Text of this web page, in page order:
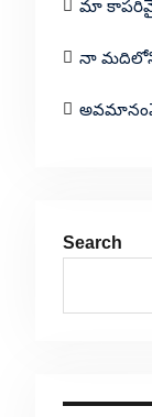
మా
నా
Search